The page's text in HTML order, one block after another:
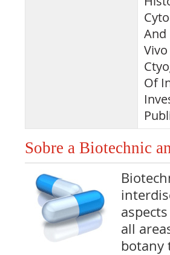
And
Of
Sobre a Biotechnic
all
botany